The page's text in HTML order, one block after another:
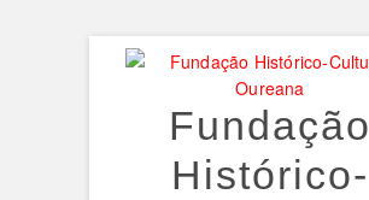
Fundação
Histórico-